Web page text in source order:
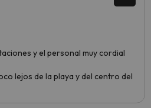
y el personal muy cordial
lejos de la playa y del centro del